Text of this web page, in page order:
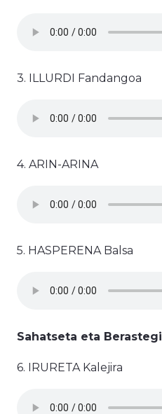
3. ILLURDI Fandangoa
4. ARIN-ARINA
5. HASPERENA Balsa
Sahatseta eta Berastegi
6. IRURETA Kalejira